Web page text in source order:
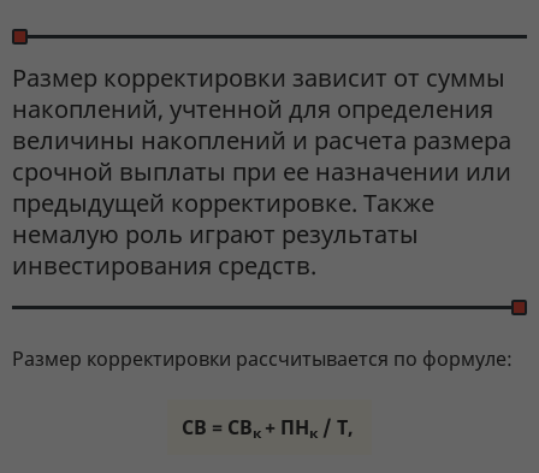
Размер корректировки зависит от суммы
накоплений, учтенной для определения
величины накоплений и расчета размера
срочной выплаты при ее назначении или
предыдущей корректировке. Также
немалую роль играют результаты
инвестирования средств.
Размер корректировки рассчитывается по формуле:
СВ = СВк + ПНк / Т,